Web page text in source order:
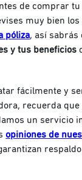
de comprar tu
muy bien los
póliza, así sabrás
y tus beneficios
fácilmente y
recuerda que
un servicio
opiniones de